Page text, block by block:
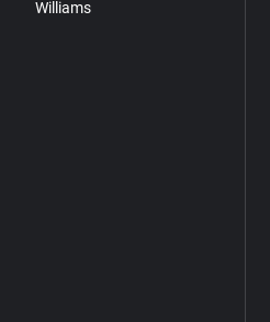
Williams